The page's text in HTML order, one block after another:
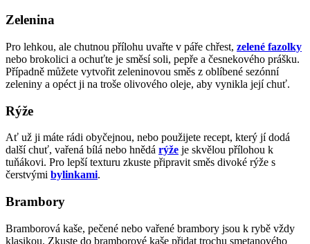
Zelenina
Pro lehkou, ale chutnou přílohu uvařte v páře chřest, zelené fazolky
nebo brokolici a ochuťte je směsí soli, pepře a česnekového prášku.
Případně můžete vytvořit zeleninovou směs z oblíbené sezónní
zeleniny a opéct ji na troše olivového oleje, aby vynikla její chuť.
Rýže
Ať už ji máte rádi obyčejnou, nebo použijete recept, který jí dodá
další chuť, vařená bílá nebo hnědá rýže je skvělou přílohou k
tuňákovi. Pro lepší texturu zkuste připravit směs divoké rýže s
čerstvými bylinkami.
Brambory
Bramborová kaše, pečené nebo vařené brambory jsou k rybě vždy
klasikou. Zkuste do bramborové kaše přidat trochu smetanového